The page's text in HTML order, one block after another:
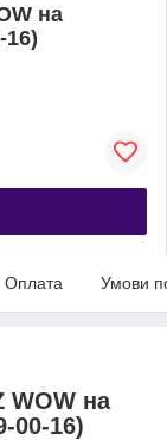
на
16)
Оплата Умови
WOW на
00-16)